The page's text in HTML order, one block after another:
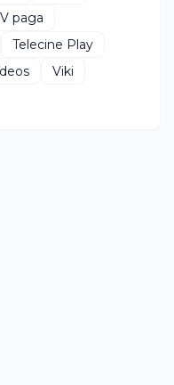
paga
Telecine Play
Viki